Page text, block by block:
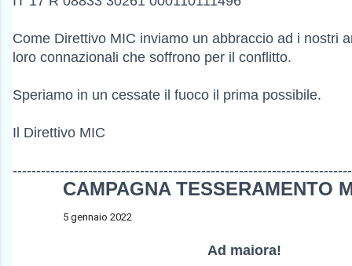
Come Direttivo MIC inviamo un abbraccio ad i nostri
loro connazionali che soffrono per il conflitto.
Speriamo in un cessate il fuoco il prima possibile.
Il Direttivo MIC
CAMPAGNA TESSERAMENTO
5 gennaio 2022
Ad maiora!